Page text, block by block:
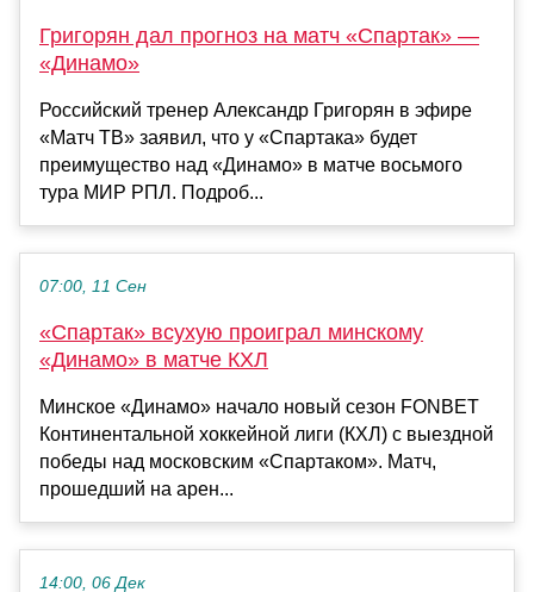
Григорян дал прогноз на матч «Спартак» —
«Динамо»
Российский тренер Александр Григорян в эфире
«Матч ТВ» заявил, что у «Спартака» будет
преимущество над «Динамо» в матче восьмого
тура МИР РПЛ. Подроб...
07:00, 11 Сен
«Спартак» всухую проиграл минскому
«Динамо» в матче КХЛ
Минское «Динамо» начало новый сезон FONBET
Континентальной хоккейной лиги (КХЛ) с выездной
победы над московским «Спартаком». Матч,
прошедший на арен...
14:00, 06 Дек